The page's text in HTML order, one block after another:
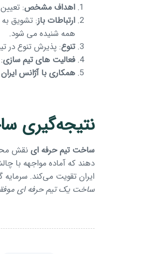
اهداف مشخص:
ارتباطات باز: تشویق به
همه شنیده می شود.
تنوع: پذیرش تنوع در
فعالیت های تیم سازی
همکاری با آژانس
نتیجه‌گیری
ساخت تیم حرفه ای نقش
دهند که آماده مواجهه با
ایران تقویت می‌کند.
ساخت یک تیم حرفه ای